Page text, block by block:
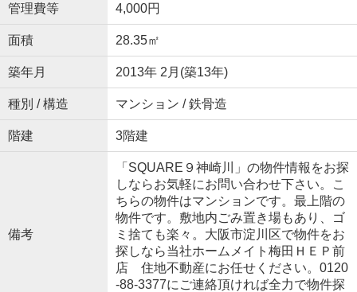
管理費等 4,000円
面積 28.35㎡
築年月 2013年 2月(築13年)
種別 / 構造 マンション / 鉄骨造
階建 3階建
備考
「SQUARE９神崎川」の物件情報をお探
しならお気軽にお問い合わせ下さい。こ
ちらの物件はマンションです。最上階の
物件です。敷地内ごみ置き場もあり、ゴ
ミ捨ても楽々。大阪市淀川区で物件をお
探しなら当社ホームメイト梅田ＨＥＰ前
店 住地不動産にお任せください。0120
-88-3377にご連絡頂ければ全力で物件探